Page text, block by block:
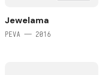
Jewelama
PEVA — 2016